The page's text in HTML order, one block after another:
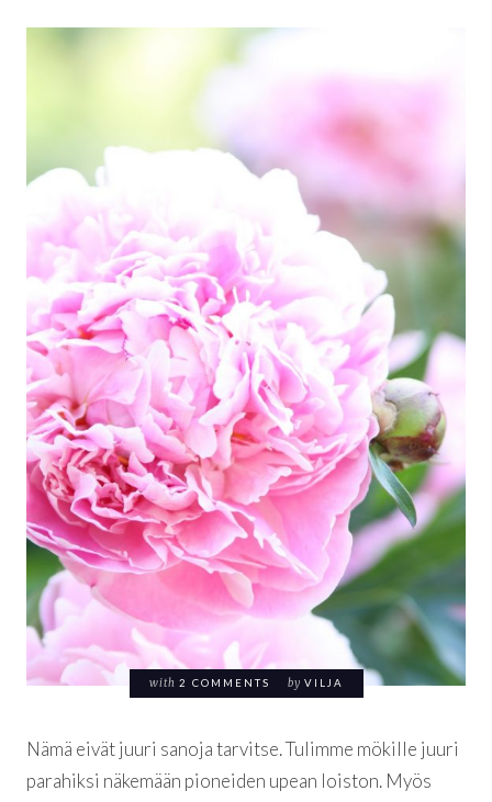
with 2 COMMENTS by VILJA
Nämä eivät juuri sanoja tarvitse. Tulimme mökille juuri
parahiksi näkemään pioneiden upean loiston. Myös